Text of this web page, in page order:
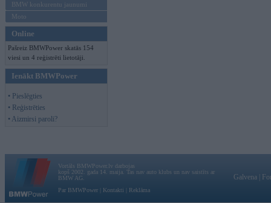
BMW konkurentu jaunumi
Moto
Online
Pašreiz BMWPower skatās 154
viesi un 4 reģistrēti lietotāji.
Ienākt BMWPower
• Pieslēgties
• Reģistrēties
• Aizmirsi paroli?
Vortāls BMWPower.lv darbojas
kopš 2002. gada 14. maija. Tas nav auto klubs un nav saistīts ar
BMW AG.
Par BMWPower
Kontakti Reklāma
Galvena